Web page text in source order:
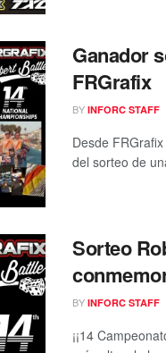
Ganador
FRGrafix
BY INFORC STAFF
Desde
del sorteo de
Sorteo
BY INFORC STAFF
¡¡14